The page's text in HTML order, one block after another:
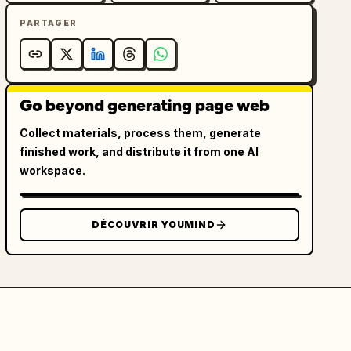
PARTAGER
Go beyond generating page web
Collect materials, process them, generate
finished work, and distribute it from one AI
workspace.
DÉCOUVRIR YOUMIND